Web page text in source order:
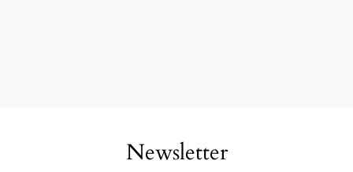
Newsletter